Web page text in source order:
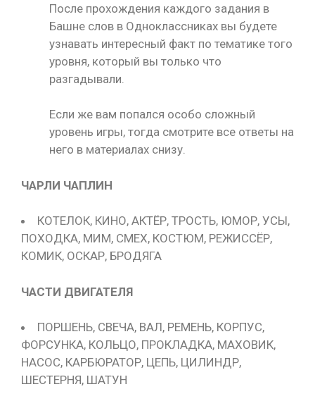
После прохождения каждого задания в
Башне слов в Одноклассниках вы будете
узнавать интересный факт по тематике того
уровня, который вы только что
разгадывали.
Если же вам попался особо сложный
уровень игры, тогда смотрите все ответы на
него в материалах снизу.
ЧАРЛИ ЧАПЛИН
КОТЕЛОК, КИНО, АКТЁР, ТРОСТЬ, ЮМОР, УСЫ,
ПОХОДКА, МИМ, СМЕХ, КОСТЮМ, РЕЖИССЁР,
КОМИК, ОСКАР, БРОДЯГА
ЧАСТИ ДВИГАТЕЛЯ
ПОРШЕНЬ, СВЕЧА, ВАЛ, РЕМЕНЬ, КОРПУС,
ФОРСУНКА, КОЛЬЦО, ПРОКЛАДКА, МАХОВИК,
НАСОС, КАРБЮРАТОР, ЦЕПЬ, ЦИЛИНДР,
ШЕСТЕРНЯ, ШАТУН